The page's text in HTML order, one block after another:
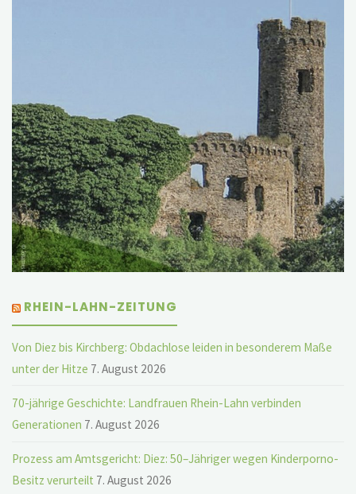
RHEIN-LAHN-ZEITUNG
Von Diez bis Kirchberg: Obdachlose leiden in besonderem Maße
unter der Hitze 7. August 2026
70-jährige Geschichte: Landfrauen Rhein-Lahn verbinden
Generationen 7. August 2026
Prozess am Amtsgericht: Diez: 50–Jähriger wegen Kinderporno-
Besitz verurteilt 7. August 2026